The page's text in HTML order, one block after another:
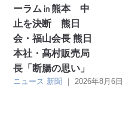
ーラム㏌熊本 中
止を決断 熊日
会・福山会長 熊日
本社・髙村販売局
長「断腸の思い」
ニュース 新聞 ｜2026年8月6日